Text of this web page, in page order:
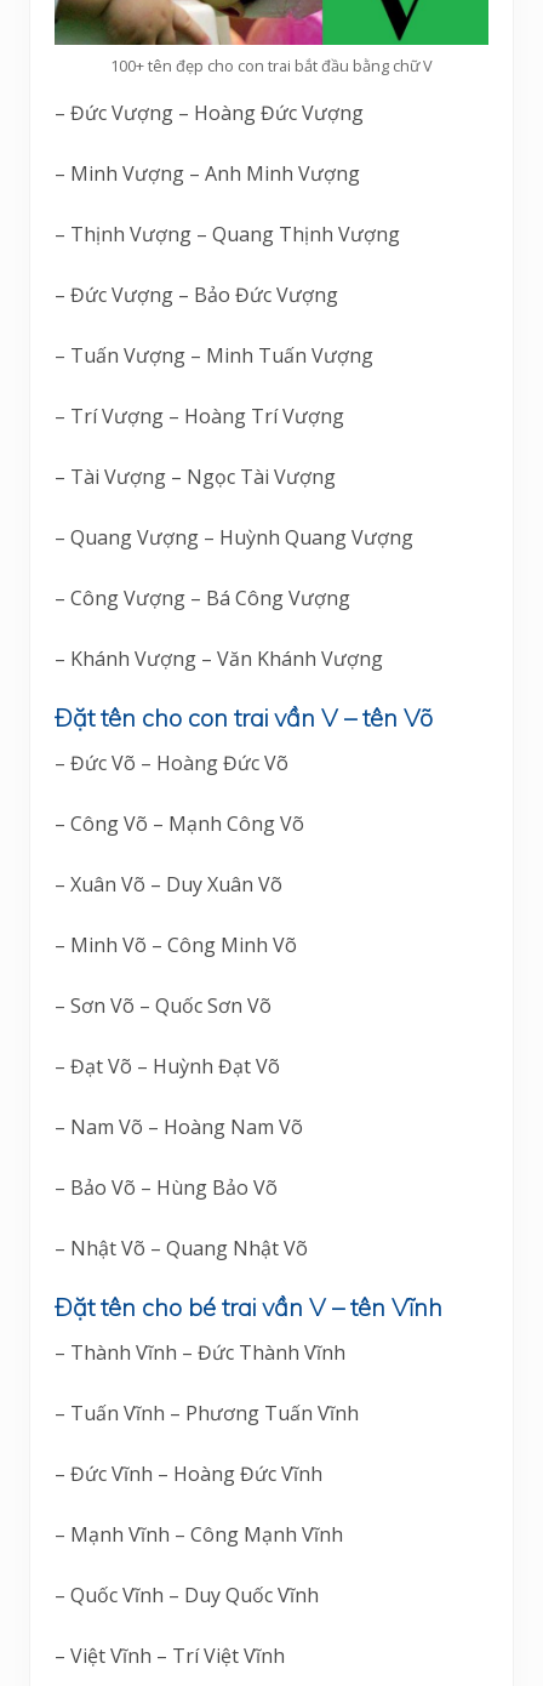
100+ tên đẹp cho con trai bắt đầu bằng chữ V
– Đức Vượng – Hoàng Đức Vượng
– Minh Vượng – Anh Minh Vượng
– Thịnh Vượng – Quang Thịnh Vượng
– Đức Vượng – Bảo Đức Vượng
– Tuấn Vượng – Minh Tuấn Vượng
– Trí Vượng – Hoàng Trí Vượng
– Tài Vượng – Ngọc Tài Vượng
– Quang Vượng – Huỳnh Quang Vượng
– Công Vượng – Bá Công Vượng
– Khánh Vượng – Văn Khánh Vượng
Đặt tên cho con trai vần V – tên Võ
– Đức Võ – Hoàng Đức Võ
– Công Võ – Mạnh Công Võ
– Xuân Võ – Duy Xuân Võ
– Minh Võ – Công Minh Võ
– Sơn Võ – Quốc Sơn Võ
– Đạt Võ – Huỳnh Đạt Võ
– Nam Võ – Hoàng Nam Võ
– Bảo Võ – Hùng Bảo Võ
– Nhật Võ – Quang Nhật Võ
Đặt tên cho bé trai vần V – tên Vĩnh
– Thành Vĩnh – Đức Thành Vĩnh
– Tuấn Vĩnh – Phương Tuấn Vĩnh
– Đức Vĩnh – Hoàng Đức Vĩnh
– Mạnh Vĩnh – Công Mạnh Vĩnh
– Quốc Vĩnh – Duy Quốc Vĩnh
– Việt Vĩnh – Trí Việt Vĩnh